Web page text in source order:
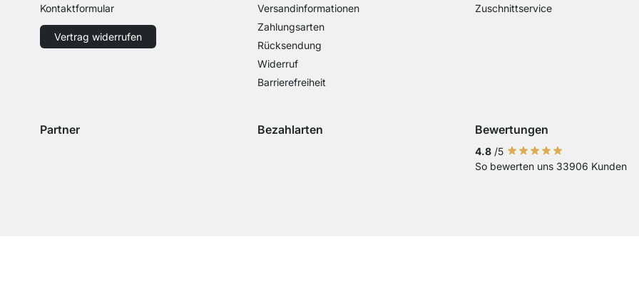
Kontaktformular
Vertrag widerrufen
Versandinformationen
Zahlungsarten
Rücksendung
Widerruf
Barrierefreiheit
Zuschnittservice
Partner Bezahlarten
Zahlung mit Sofort Kasse
Bewertungen
4.8 /5
So bewerten uns 33906 Kunden